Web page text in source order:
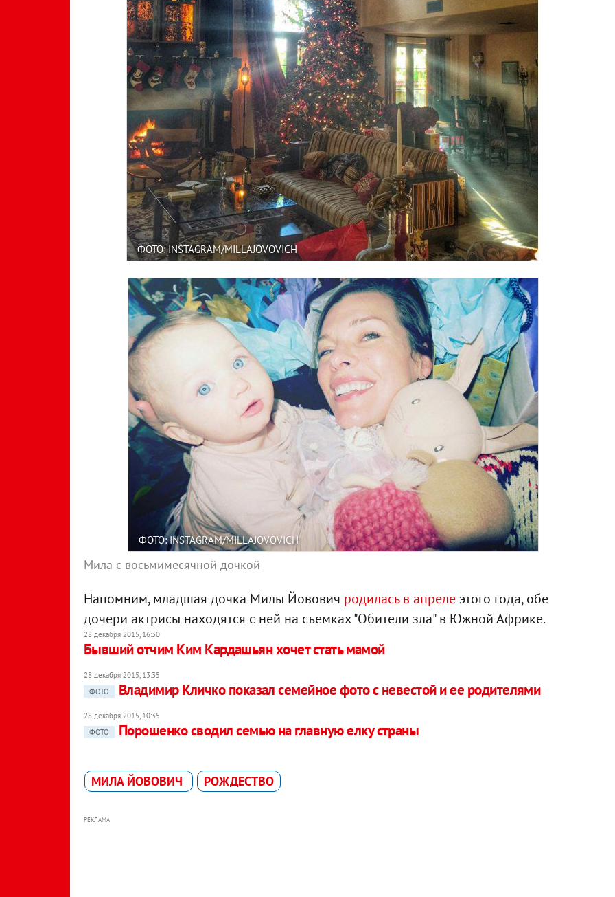
ФОТО: INSTAGRAM/MILLAJOVOVICH
ФОТО: INSTAGRAM/MILLAJOVOVICH
Мила с восьмимесячной дочкой
Напомним, младшая дочка Милы Йовович родилась в апреле этого года, обе
дочери актрисы находятся с ней на съемках "Обители зла" в Южной Африке.
28 декабря 2015, 16:30
Бывший отчим Ким Кардашьян хочет стать мамой
28 декабря 2015, 13:35
ФОТО
Владимир Кличко показал семейное фото с невестой и ее родителями
28 декабря 2015, 10:35
ФОТО
Порошенко сводил семью на главную елку страны
МИЛА ЙОВОВИЧ РОЖДЕСТВО
РЕКЛАМА